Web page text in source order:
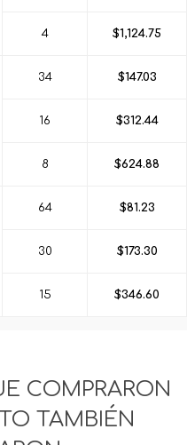
4 $1,124.75
34 $147.03
16 $312.44
8 $624.88
64 $81.23
30 $173.30
15 $346.60
COMPRARON
TAMBIÉN